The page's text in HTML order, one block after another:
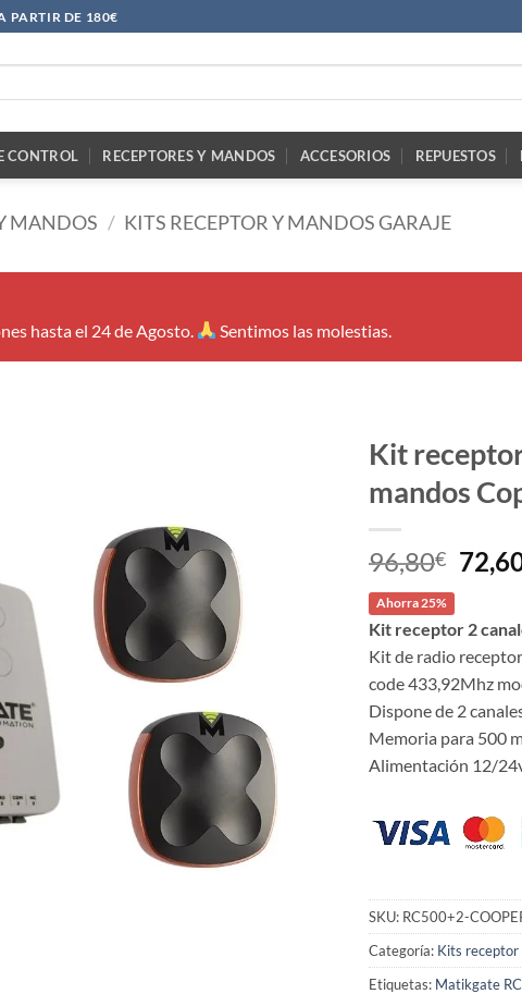
PARTIR DE 180€
CONTROL RECEPTORES Y MANDOS ACCESORIOS REPUESTOS
MANDOS / KITS RECEPTOR Y MANDOS GARAJE
hasta el 24 de Agosto.
Sentimos las molestias.
Kit
mandos
96,80€ El
precio
era:
Ahorra 25%
Kit receptor 2
Kit de radio
code 433,92Mhz
Dispone de 2
Memoria para 500
Alimentación 12/
SKU: RC500+2-
Categoría: Kits receptor
Etiquetas: Matikgate